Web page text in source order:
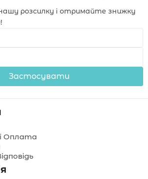
розсилку і отримайте знижку
Застосувати
Оплата